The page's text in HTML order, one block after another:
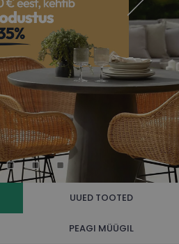
UUED TOOTED
PEAGI MÜÜGIL